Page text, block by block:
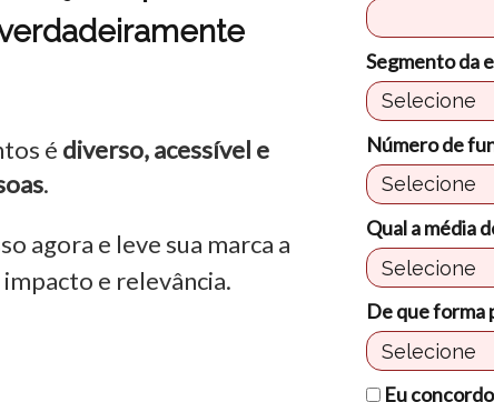
é diverso, acessível e
.
agora e leve sua marca a
e relevância.
Segmento da
Número de
Qual a média
De que forma
Eu